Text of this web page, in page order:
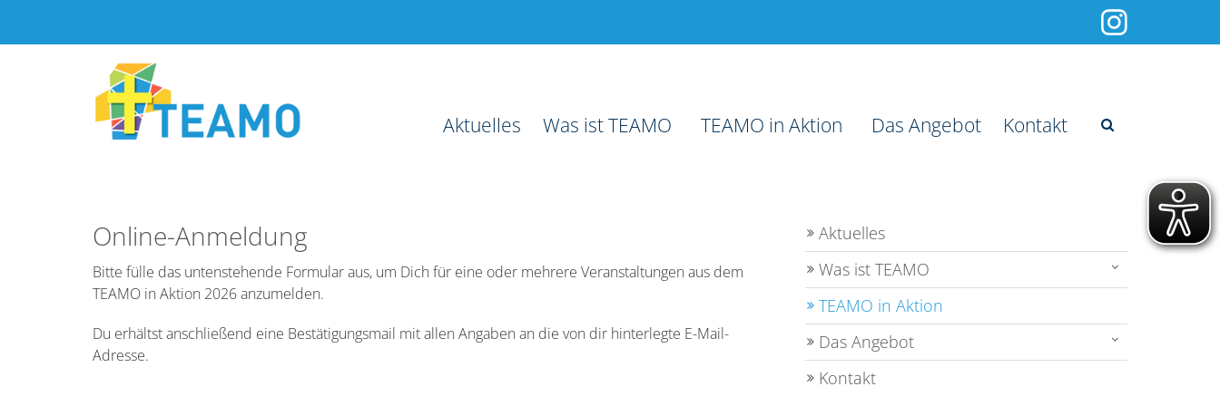
Aktuelles Was ist TEAMO TEAMO in Aktion Das Angebot Kontakt
Online-Anmeldung
Bitte fülle das untenstehende Formular aus, um Dich für eine oder mehrere Veranstaltungen aus dem
TEAMO in Aktion 2026 anzumelden.
Du erhältst anschließend eine Bestätigungsmail mit allen Angaben an die von dir hinterlegte E-Mail-
Adresse.
Aktuelles
Was ist TEAMO
TEAMO in Aktion
Das Angebot
Kontakt